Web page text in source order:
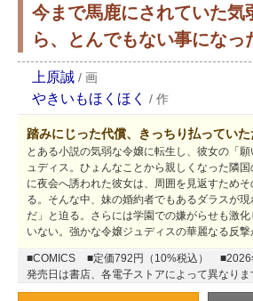
今まで馬鹿にされていた気
ら、とんでもない事になっ
上原誠 / 画
やきいもほくほく / 作
踏みにじった代償、きっちり払ってい
とある小説の気弱な令嬢に転生し、彼女の「
ュディス。ひょんなことから親しくなった隣
に夜会へ誘われた彼女は、周囲を見返すため
る。そんな中、妹の婚約者でもあるダラスが
だ」と迫る。さらには学園での嫌がらせも激
いない。強かな令嬢ジュディスの華麗なる反撃
■COMICS ■定価792円（10%税込）
■2026
発売日は書店、各電子ストアによって異なりま